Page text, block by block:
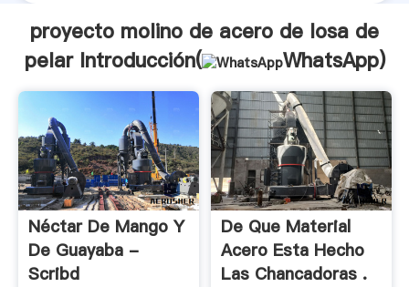
proyecto molino de acero de losa de
pelar Introducción(
WhatsApp)
Néctar De Mango Y
De Guayaba -
Scribd
De Que Material
Acero Esta Hecho
Las Chancadoras .